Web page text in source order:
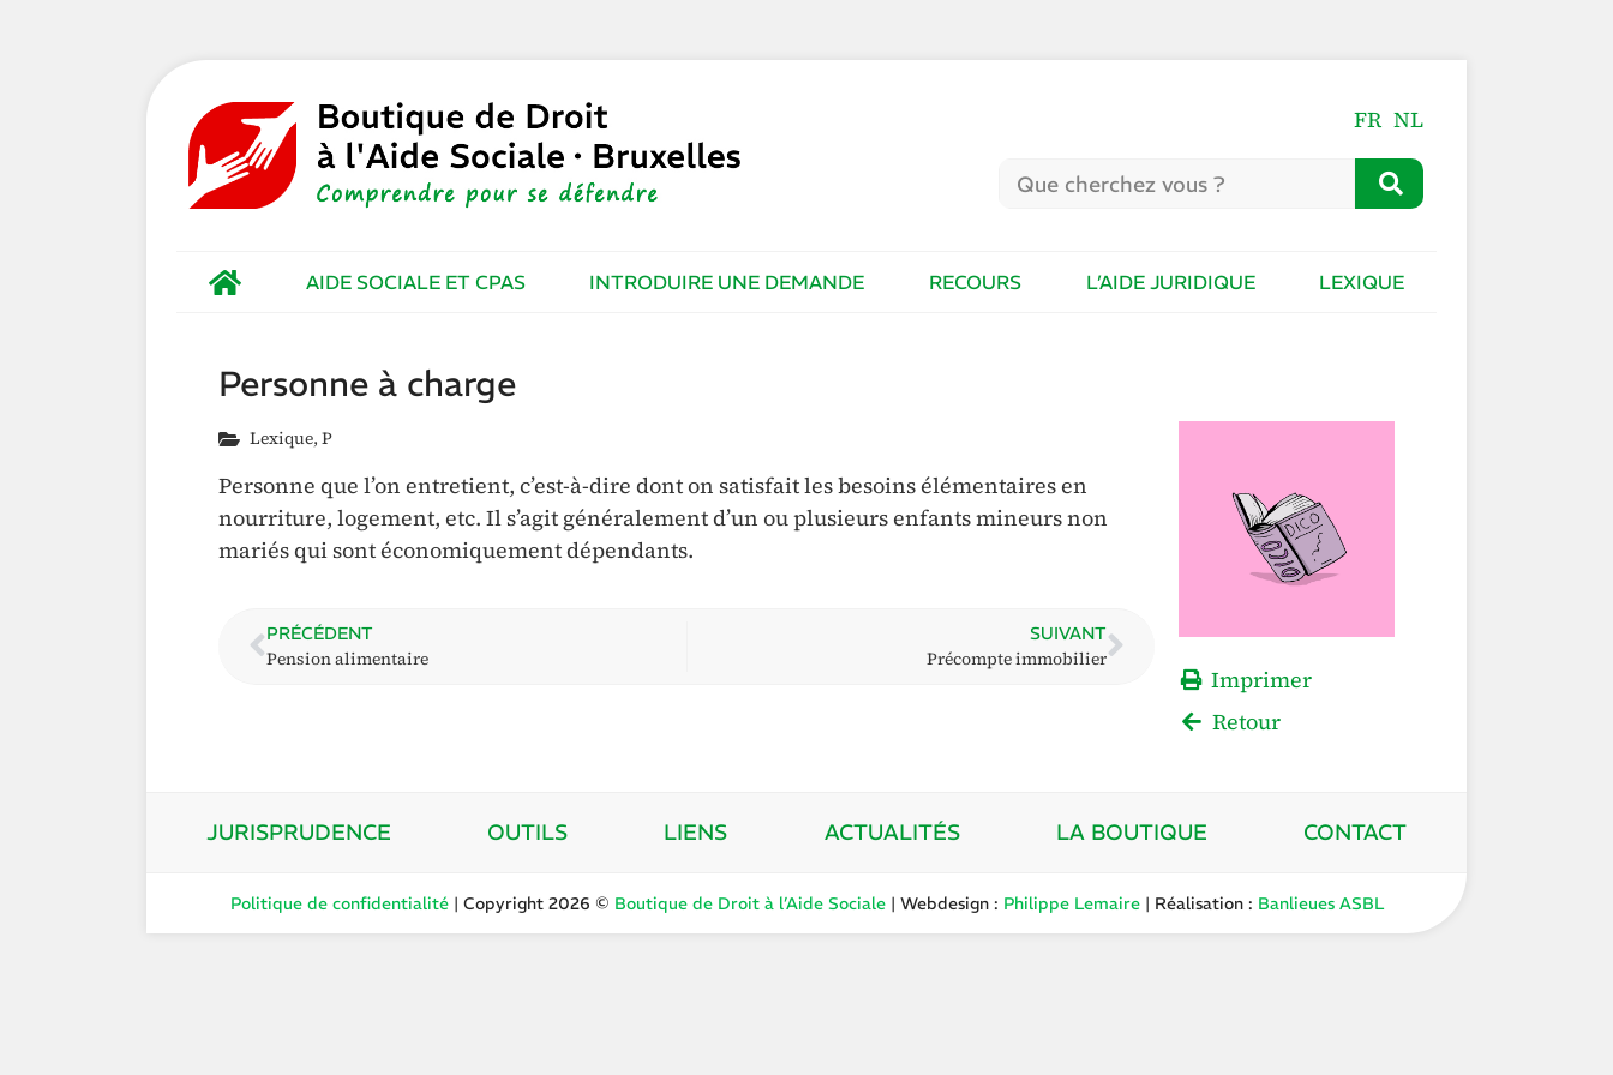
FR NL
AIDE SOCIALE ET CPAS INTRODUIRE UNE DEMANDE RECOURS L’AIDE JURIDIQUE LEXIQUE
Personne à charge
Lexique, P
Personne que l’on entretient, c’est-à-dire dont on satisfait les besoins élémentaires en
nourriture, logement, etc. Il s’agit généralement d’un ou plusieurs enfants mineurs non
mariés qui sont économiquement dépendants.
PRÉCÉDENT
Pension alimentaire
SUIVANT
Précompte immobilier
Imprimer
Retour
JURISPRUDENCE OUTILS LIENS ACTUALITÉS LA BOUTIQUE CONTACT
Politique de confidentialité| Copyright 2026 © Boutique de Droit à l’Aide Sociale| Webdesign : Philippe Lemaire| Réalisation : Banlieues ASBL